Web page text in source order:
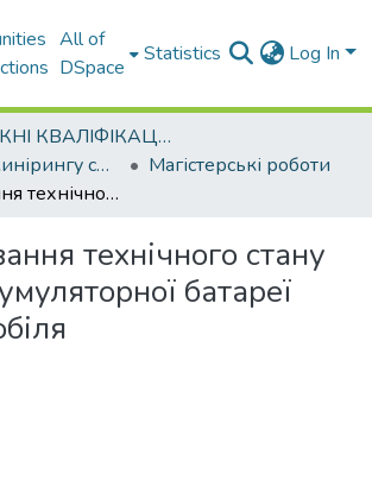
All of
DSpace
Statistics Log In
ВИПУСКНІ КВАЛІФІКАЦІЙНІ РОБОТИ
Кафедра інжинірингу систем автомобільного транспорту
Магістерські роботи
Прогнозування технічного стану тягової акумуляторної батареї електромобіля
технічного стану
батареї